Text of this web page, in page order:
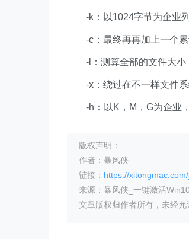
-k：以1024字节为企业列
-c：最终再再加上一个累
-l：测算全部的文件大小
-x：绕过在不一样文件系
-h：以K，M，G为企业，
版权声明：
作者：暴风侠
链接： https://
来源：暴风侠_一键激活
文章版权归作者所有，未经允